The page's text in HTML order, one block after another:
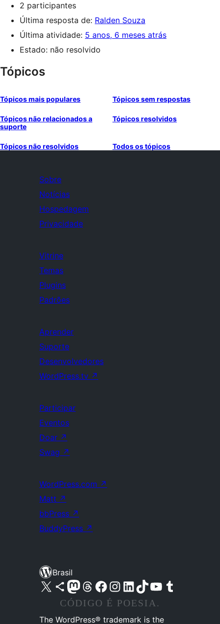
2 participantes
Última resposta de: Ralden Souza
Última atividade: 5 anos, 6 meses atrás
Estado: não resolvido
Tópicos
Tópicos mais populares Tópicos sem respostas
Tópicos não relacionados a
suporte
Tópicos resolvidos
Tópicos não resolvidos Todos os tópicos
Sobre
Notícias
Hospedagem
Privacidade
Vitrine
Temas
Plugins
Padrões
Aprender
Suporte
Desenvolvedores
WordPress.tv ↗
Participar
Eventos
Doar ↗
Swag ↗
WordPress.com ↗
Matt ↗
bbPress ↗
BuddyPress ↗
Brasil
Acessar nossa conta do X (antigo Twitter)
Acessar nossa conta do Bluesky
Acessar nossa conta do Mastodon
Acessar nossa conta do Threads
Acessar nossa página do Facebook
Acessar nossa conta do Instagram
Acessar nossa conta do LinkedIn
Acessar nossa conta do TikTok
Acessar nosso canal do YouTube
Acessar nossa conta no Tumblr
CÓDIGO É POESIA.
The WordPress® trademark is the